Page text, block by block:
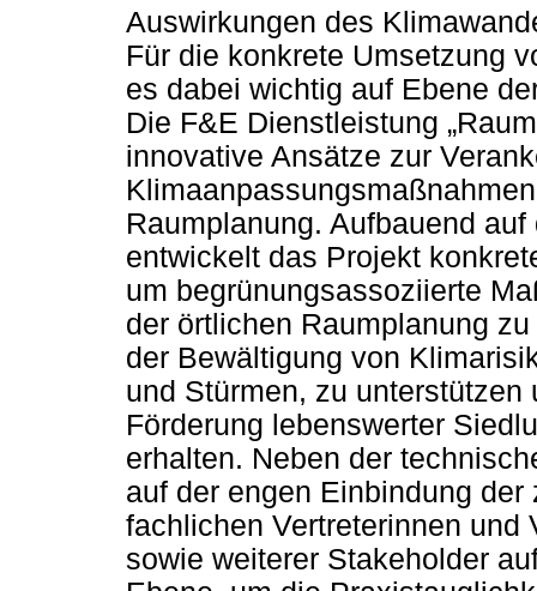
Auswirkungen des
Für die konkrete Umsetzung
es dabei wichtig auf Ebene
Die F&E Dienstleistung
innovative Ansätze zur
Raumplanung. Aufbauend auf
entwickelt das Projekt
um begrünungsassoziierte
der örtlichen Raumplanung
der Bewältigung von
und Stürmen, zu
Förderung lebenswerter
erhalten. Neben der
auf der engen Einbindung
fachlichen Vertreterinnen und
sowie weiterer Stakeholder